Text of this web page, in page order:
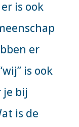
is ook
er
is ook
je bij
is de